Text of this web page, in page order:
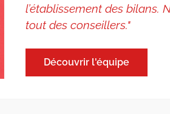
l’établissement des bilans.
tout des conseillers."
Découvrir l'équipe